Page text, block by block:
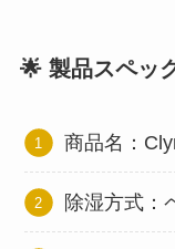
🌟 製品スペッ
商品名：
除湿方式：